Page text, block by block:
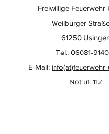
Freiwillige Feuerwehr
Weilburger
61250
Tel.: 06081-
E-Mail:
Notruf: 112